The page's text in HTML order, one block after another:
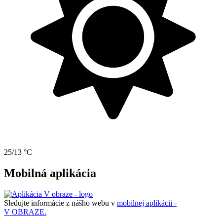
25/13 °C
Mobilná aplikácia
Sledujte informácie z nášho webu v mobilnej aplikácii -
V OBRAZE.